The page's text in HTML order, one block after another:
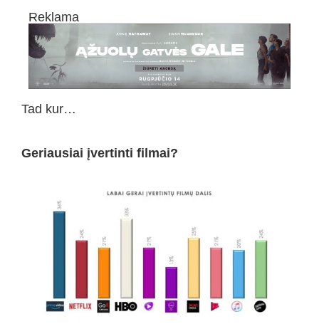
Reklama
Tad kur…
Geriausiai įvertinti filmai?